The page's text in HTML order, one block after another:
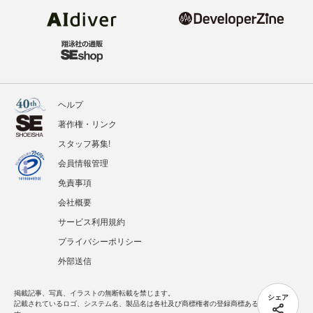
シェア
ヘルプ
著作権・リンク
スタッフ募集!
会員情報管理
免責事項
会社概要
サービス利用規約
プライバシーポリシー
外部送信
掲載記事、写真、イラストの無断転載を禁じます。
記載されているロゴ、システム名、製品名は各社及び商標権者の登録商標あるいは商標で